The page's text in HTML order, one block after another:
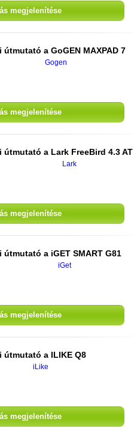
megjelenítése
útmutató a GoGEN MAXPAD 7
Gogen
megjelenítése
útmutató a Lark FreeBird 4.3 AT
Lark
megjelenítése
útmutató a iGET SMART G81
iGet
megjelenítése
útmutató a ILIKE Q8
iLike
megjelenítése